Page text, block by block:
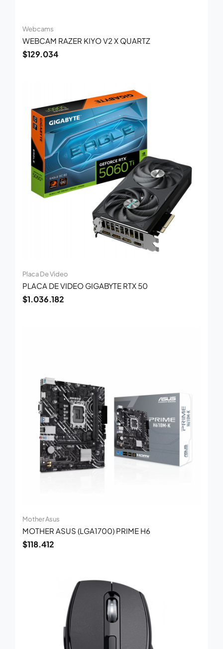
Webcams
WEBCAM RAZER KIYO V2 X QUARTZ
$129.034
Placa De Video
PLACA DE VIDEO GIGABYTE RTX 50
$1.036.182
Mother Asus
MOTHER ASUS (LGA1700) PRIME H6
$118.412